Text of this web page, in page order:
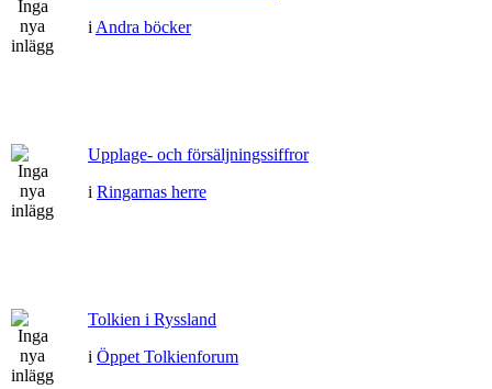
i Andra böcker
Upplage- och försäljningssiffror
i Ringarnas herre
Tolkien i Ryssland
i Öppet Tolkienforum